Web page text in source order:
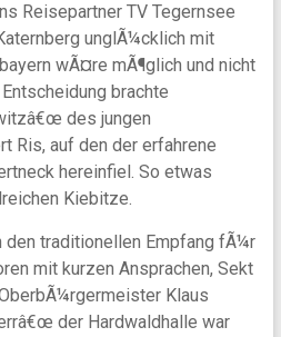
Reisepartner TV Tegernsee
unglÃ¼cklich mit
wÃ¤re mÃ¶glich und nicht
brachte
des jungen
Ris, auf den der erfahrene
hereinfiel. So etwas
Kiebitze.
den traditionellen Empfang fÃ¼r
mit kurzen Ansprachen, Sekt
Klaus
der Hardwaldhalle war